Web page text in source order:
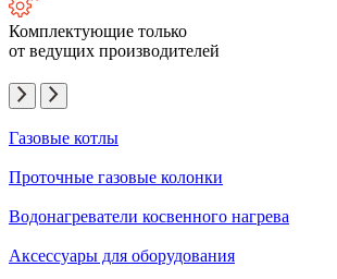
Комплектующие только
от ведущих производителей
Газовые котлы
Проточные газовые колонки
Водонагреватели косвенного нагрева
Аксессуары для оборудования